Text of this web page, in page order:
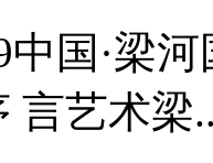
中国·梁
言艺术梁